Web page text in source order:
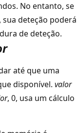
No entanto, se
deteção poderá
de deteção.
até que uma
disponível. valor
, 0, usa um cálculo